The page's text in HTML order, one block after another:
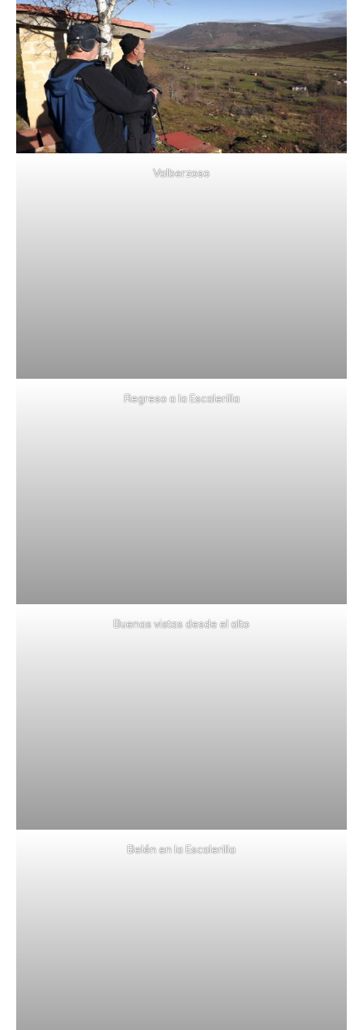
Valberzoso
Regreso a la Escalerilla
Buenas vistas desde el alto
Belén en la Escalerilla